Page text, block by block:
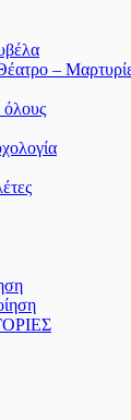
–
όλους